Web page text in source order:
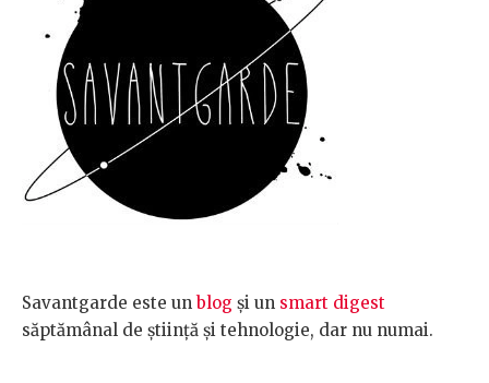
Savantgarde este unblog și un smart digest
săptămânal de știință și tehnologie, dar nu numai.